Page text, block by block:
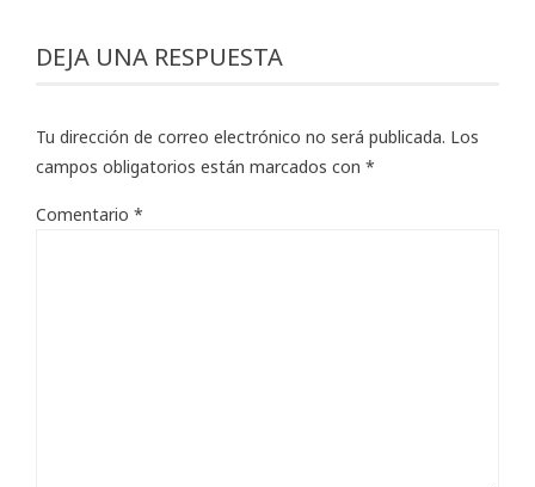
DEJA UNA RESPUESTA
Tu dirección de correo electrónico no será publicada. Los
campos obligatorios están marcados con *
Comentario *